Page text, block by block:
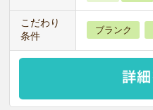
こだわり
条件
ブランク